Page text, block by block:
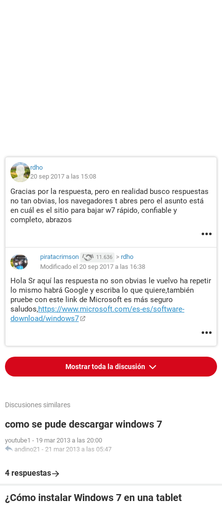
rdho
20 sep 2017 a las 15:08
Gracias por la respuesta, pero en realidad busco respuestas
no tan obvias, los navegadores t abres pero el asunto está
en cuál es el sitio para bajar w7 rápido, confiable y
completo, abrazos
piratacrimson 11.636 > rdho
Modificado el 20 sep 2017 a las 16:38
Hola Sr aquí las respuesta no son obvias le vuelvo ha repetir
lo mismo habrá Google y escriba lo que quiere,también
pruebe con este link de Microsoft es más seguro
saludos,https://www.microsoft.com/es-es/software-
download/windows7
Mostrar toda la discusión
Discusiones similares
como se pude descargar windows 7
youtube1 - 19 mar 2013 a las 20:00
andino21 - 21 mar 2013 a las 05:47
4 respuestas
¿Cómo instalar Windows 7 en una tablet